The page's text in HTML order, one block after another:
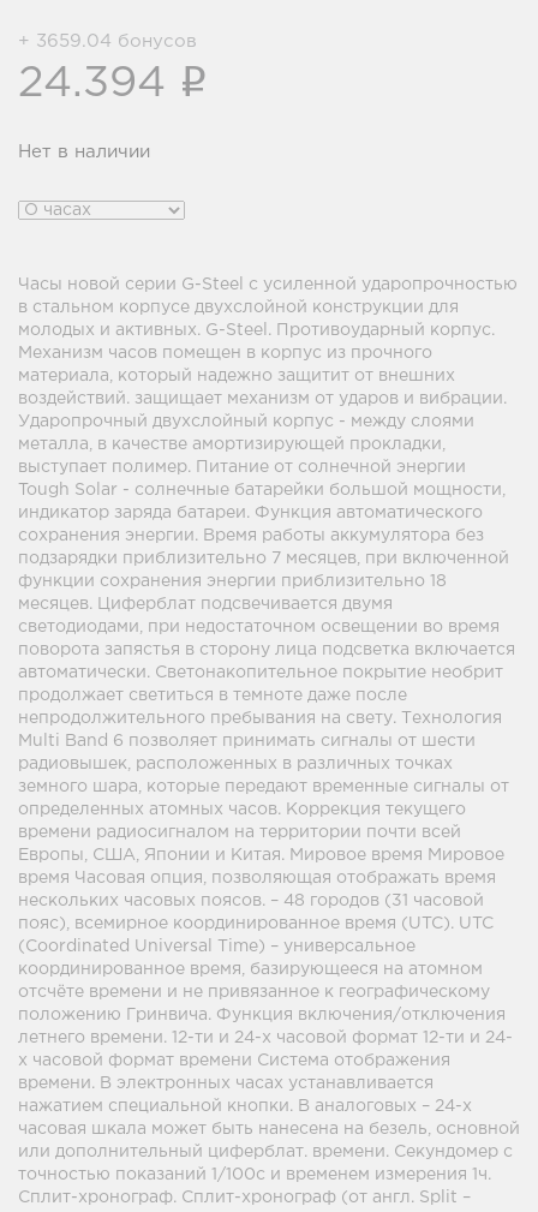
+ 3659.04 бонусов
24.394 i
Нет в наличии
Часы новой серии G-Steel с усиленной ударопрочностью
в стальном корпусе двухслойной конструкции для
молодых и активных. G-Steel. Противоударный корпус.
Механизм часов помещен в корпус из прочного
материала, который надежно защитит от внешних
воздействий. защищает механизм от ударов и вибрации.
Ударопрочный двухслойный корпус - между слоями
металла, в качестве амортизирующей прокладки,
выступает полимер. Питание от солнечной энергии
Tough Solar - солнечные батарейки большой мощности,
индикатор заряда батареи. Функция автоматического
сохранения энергии. Время работы аккумулятора без
подзарядки приблизительно 7 месяцев, при включенной
функции сохранения энергии приблизительно 18
месяцев. Циферблат подсвечивается двумя
светодиодами, при недостаточном освещении во время
поворота запястья в сторону лица подсветка включается
автоматически. Светонакопительное покрытие необрит
продолжает светиться в темноте даже после
непродолжительного пребывания на свету. Технология
Multi Band 6 позволяет принимать сигналы от шести
радиовышек, расположенных в различных точках
земного шара, которые передают временные сигналы от
определенных атомных часов. Коррекция текущего
времени радиосигналом на территории почти всей
Европы, США, Японии и Китая. Мировое время Мировое
время Часовая опция, позволяющая отображать время
нескольких часовых поясов. – 48 городов (31 часовой
пояс), всемирное координированное время (UTC). UTC
(Coordinated Universal Time) – универсальное
координированное время, базирующееся на атомном
отсчёте времени и не привязанное к географическому
положению Гринвича. Функция включения/отключения
летнего времени. 12-ти и 24-х часовой формат 12-ти и 24-
х часовой формат времени Система отображения
времени. В электронных часах устанавливается
нажатием специальной кнопки. В аналоговых – 24-х
часовая шкала может быть нанесена на безель, основной
или дополнительный циферблат. времени. Секундомер с
точностью показаний 1/100с и временем измерения 1ч.
Сплит-хронограф. Сплит-хронограф (от англ. Split –